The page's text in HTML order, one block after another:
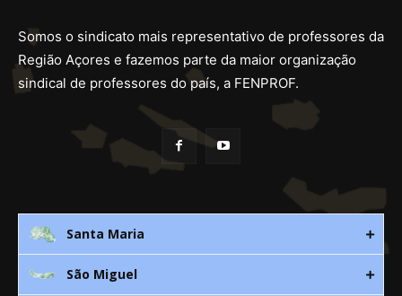
Somos o sindicato mais representativo de professores da
Região Açores e fazemos parte da maior organização
sindical de professores do país, a FENPROF.
Santa Maria
Rua 3. Leandres Chaves, 12C
São Miguel